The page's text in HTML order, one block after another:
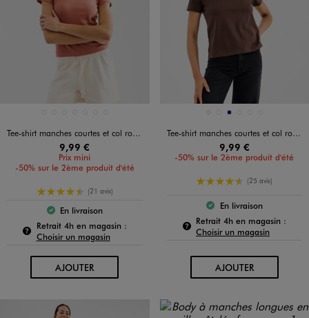
Tee-shirt manches courtes et col rond en maille côtelée femme
9,99 €
Prix mini
-50% sur le 2ème produit d'été
4.5/5 de moyenne
(21 avis)
Le produit est disponible :
En livraison
Retrait 4h en magasin :Pour connaître la disponibilité de ce produit :
Choisir un magasin
AJOUTERAU PANIER
Disponible en 6 coloris
KAKI STANDARD
MARINE
Tee-shirt manches courtes et col rond en coton résistant femme
9,99 €
-50% sur le 2ème produit d'été
4.5/5 de moyenne
(25 avis)
Le produit est
En livraison
Retrait 4h en magasin :
Choisir un magasin
AJOUTERAU PANIER